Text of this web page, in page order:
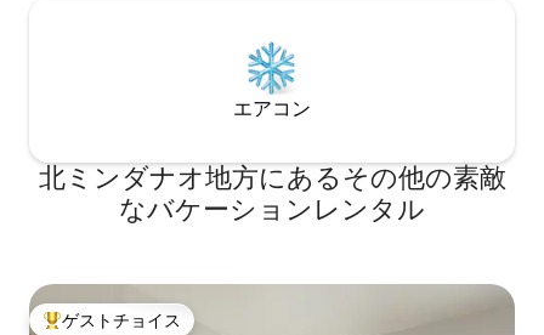
エアコン
北ミンダナオ地方にあるその他の素敵
なバケーションレンタル
大好評のゲストチョイスです。
ゲストチョイス